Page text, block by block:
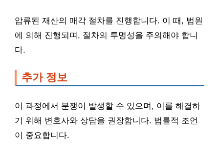
압류된 재산의 매각 절차를 진행합니다. 이 때, 법원
에 의해 진행되며, 절차의 투명성을 주의해야 합니
다.
추가 정보
이 과정에서 분쟁이 발생할 수 있으며, 이를 해결하
기 위해 변호사와 상담을 권장합니다. 법률적 조언
이 중요합니다.